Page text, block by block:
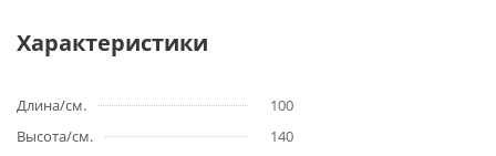
Характеристики
Длина/см.
100
Высота/см.
140